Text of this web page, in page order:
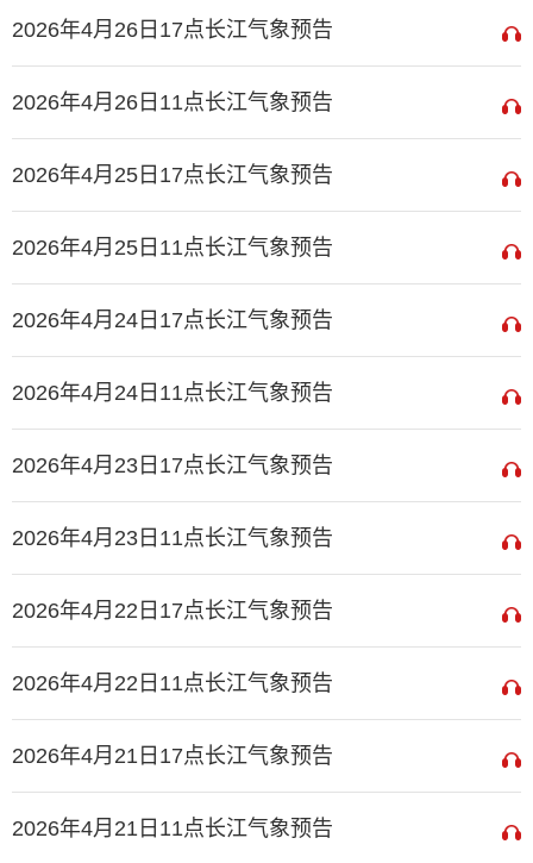
2026年4月26日17点长江气象预告
2026年4月26日11点长江气象预告
2026年4月25日17点长江气象预告
2026年4月25日11点长江气象预告
2026年4月24日17点长江气象预告
2026年4月24日11点长江气象预告
2026年4月23日17点长江气象预告
2026年4月23日11点长江气象预告
2026年4月22日17点长江气象预告
2026年4月22日11点长江气象预告
2026年4月21日17点长江气象预告
2026年4月21日11点长江气象预告